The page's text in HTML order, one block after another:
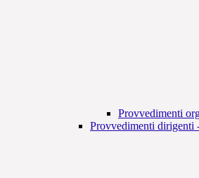
Provvedimenti
Provvedimenti dirigenti